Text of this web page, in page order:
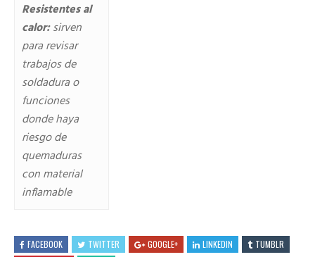
Resistentes al
calor:sirven
para revisar
trabajos de
soldadura o
funciones
donde haya
riesgo de
quemaduras
con material
inflamable
FACEBOOK TWITTER GOOGLE+ LINKEDIN
TUMBLR